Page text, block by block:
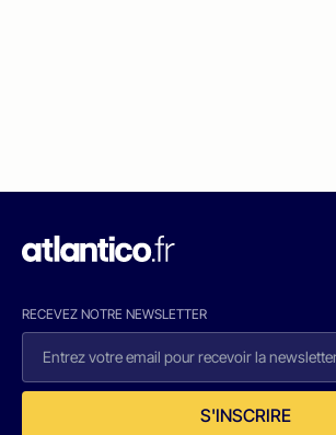
RECEVEZ NOTRE NEWSLETTER
S'INSCRIRE